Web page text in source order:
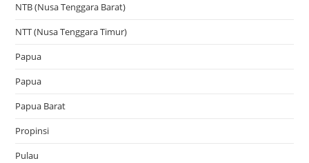
NTB (Nusa Tenggara Barat)
NTT (Nusa Tenggara Timur)
Papua
Papua
Papua Barat
Propinsi
Pulau